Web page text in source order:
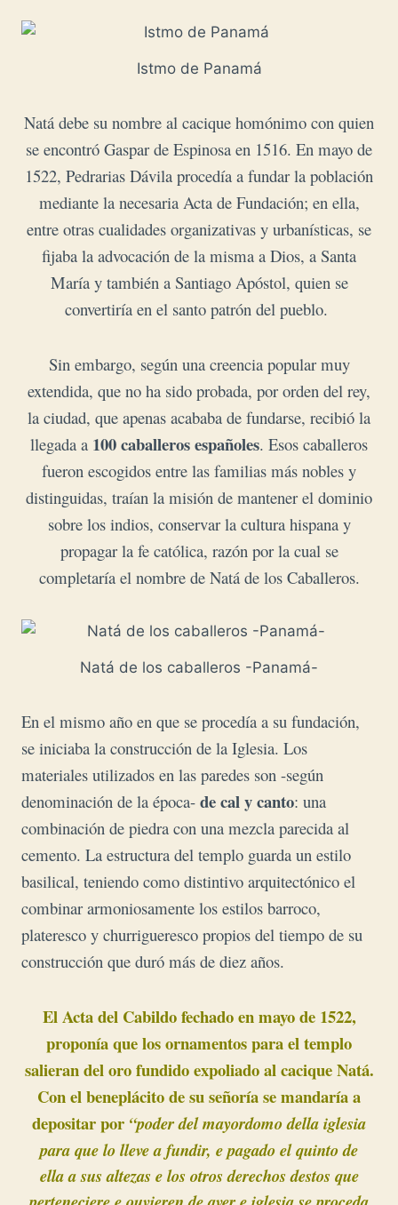
Istmo de Panamá
Natá debe su nombre al cacique homónimo con quien
se encontró Gaspar de Espinosa en 1516. En mayo de
1522, Pedrarias Dávila procedía a fundar la población
mediante la necesaria Acta de Fundación; en ella,
entre otras cualidades organizativas y urbanísticas, se
fijaba la advocación de la misma a Dios, a Santa
María y también a Santiago Apóstol, quien se
convertiría en el santo patrón del pueblo.
Sin embargo, según una creencia popular muy
extendida, que no ha sido probada, por orden del rey,
la ciudad, que apenas acababa de fundarse, recibió la
llegada a 100 caballeros españoles. Esos caballeros
fueron escogidos entre las familias más nobles y
distinguidas, traían la misión de mantener el dominio
sobre los indios, conservar la cultura hispana y
propagar la fe católica, razón por la cual se
completaría el nombre de Natá de los Caballeros.
Natá de los caballeros -Panamá-
En el mismo año en que se procedía a su fundación,
se iniciaba la construcción de la Iglesia. Los
materiales utilizados en las paredes son -según
denominación de la época- de cal y canto: una
combinación de piedra con una mezcla parecida al
cemento. La estructura del templo guarda un estilo
basilical, teniendo como distintivo arquitectónico el
combinar armoniosamente los estilos barroco,
plateresco y churrigueresco propios del tiempo de su
construcción que duró más de diez años.
El Acta del Cabildo fechado en mayo de 1522,
proponía quelos ornamentos para el templo
salieran del oro fundido expoliado al caciqueNatá.
Con el beneplácito de su señoría se mandaría a
depositar por “poderdel mayordomo della iglesia
para que lo lleve a fundir, e pagado el quinto de
ella a sus altezas e los otros derechos destos que